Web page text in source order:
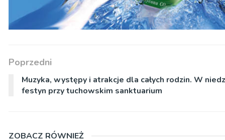
Poprzedni
Muzyka, występy i atrakcje dla całych rodzin. W
festyn przy tuchowskim sanktuarium
ZOBACZ RÓWNIEŻ